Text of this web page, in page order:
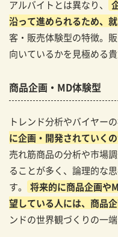
接客力・提案力
オーダースーツ
な販売」のリア
オーダースーツ
体験
アルバイトとは異なり、
沿って進められるため、
客・販売体験型の特徴。
向いているかを見極める
商品企画・MD体験型
トレンド分析やバイヤー
に企画・開発されていく
売れ筋商品の分析や市場
ることが多く、論理的な
す。
将来的に商品企画や
望している人には、商品
ンドの世界観づくりの一